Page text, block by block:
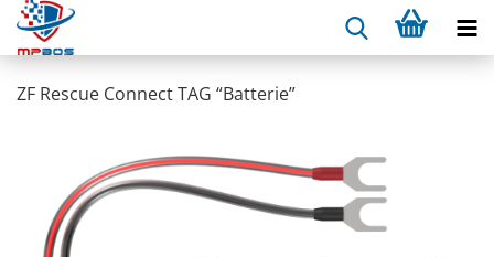
ZF Res­cue Con­nect TAG “Bat­te­rie”